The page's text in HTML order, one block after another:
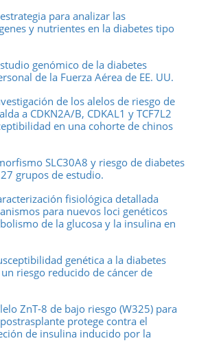
para analizar las
y nutrientes en la diabetes tipo
genómico de la diabetes
de la Fuerza Aérea de EE. UU.
de los alelos de riesgo de
a CDKN2A/B, CDKAL1 y TCF7L2
en una cohorte de chinos
SLC30A8 y riesgo de diabetes
grupos de estudio.
fisiológica detallada
para nuevos loci genéticos
de la glucosa y la insulina en
genética a la diabetes
riesgo reducido de cáncer de
ZnT-8 de bajo riesgo (W325) para
protege contra el
de insulina inducido por la